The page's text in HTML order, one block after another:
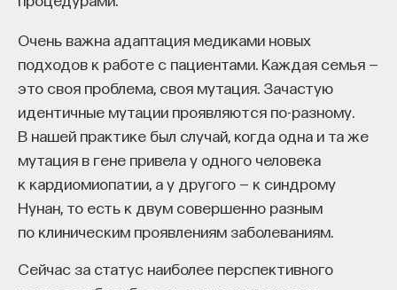
Очень важна адаптация медиками новых
подходов к работе с пациентами. Каждая семья —
это своя проблема, своя мутация. Зачастую
идентичные мутации проявляются по-разному.
В нашей практике был случай, когда одна и та же
мутация в гене привела у одного человека
к кардиомиопатии, а у другого — к синдрому
Нунан, то есть к двум совершенно разным
по клиническим проявлениям заболеваниям.
Сейчас за статус наиболее перспективного